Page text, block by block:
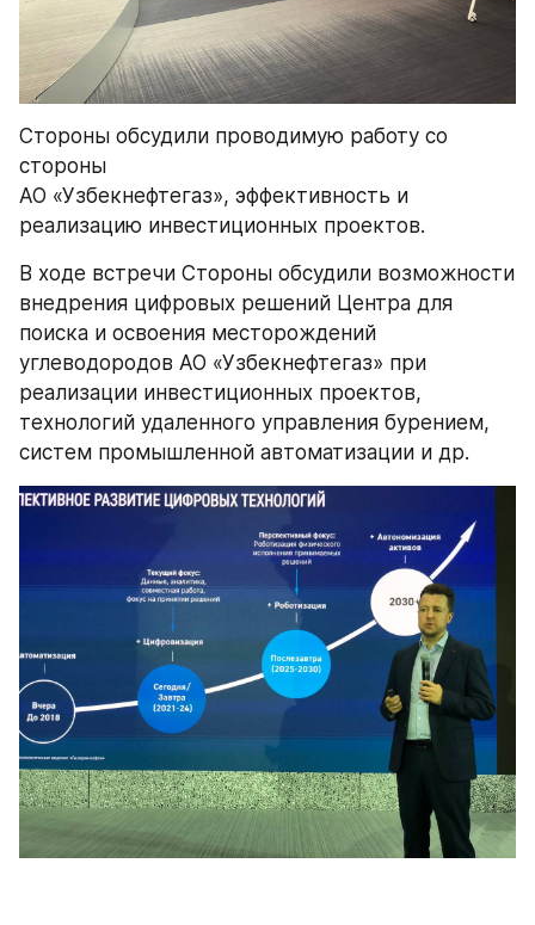
Стороны обсудили проводимую работу со
стороны
АО «Узбекнефтегаз», эффективность и
реализацию инвестиционных проектов.
В ходе встречи Стороны обсудили возможности
внедрения цифровых решений Центра для
поиска и освоения месторождений
углеводородов АО «Узбекнефтегаз» при
реализации инвестиционных проектов,
технологий удаленного управления бурением,
систем промышленной автоматизации и др.